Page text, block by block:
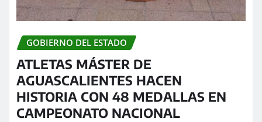
GOBIERNO DEL ESTADO
ATLETAS MÁSTER DE
AGUASCALIENTES HACEN
HISTORIA CON 48 MEDALLAS EN
CAMPEONATO NACIONAL